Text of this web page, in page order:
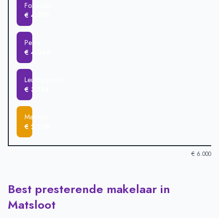
Foxwolde
€ 4.310
Peize
€ 4.040
Leutingewolde
€ 3.134
Matsloot
€ 2.258
€ 6.000
Verkoopprijzen in andere plaatsen per m2-Afgelopen 3
Plaats
Roderwolde
Best presterende makelaar in
Matsloot